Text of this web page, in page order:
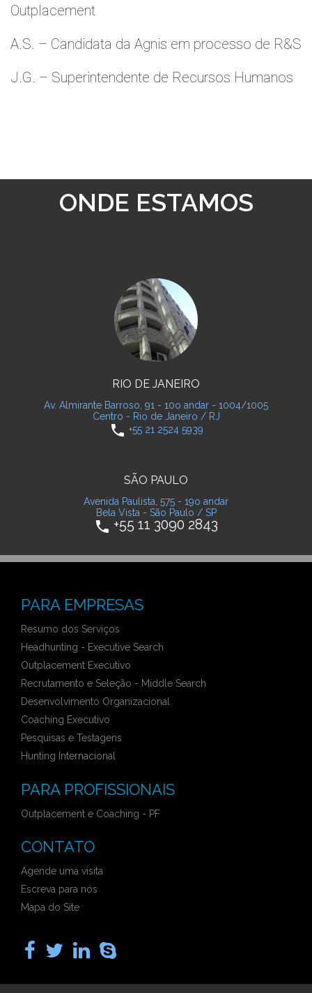
Outplacement
A.S. – Candidata da Agnis em processo de R&S
J.G. – Superintendente de Recursos Humanos
ONDE ESTAMOS
RIO DE JANEIRO
Av. Almirante Barroso, 91 - 10o andar - 1004/1005
Centro - Rio de Janeiro / RJ
phone +55 21 2524 5939
SÃO PAULO
Avenida Paulista, 575 - 19o andar
Bela Vista - São Paulo / SP
phone +55 11 3090 2843
PARA EMPRESAS
Resumo dos Serviços
Headhunting - Executive Search
Outplacement Executivo
Recrutamento e Seleção - Middle Search
Desenvolvimento Organizacional
Coaching Executivo
Pesquisas e Testagens
Hunting Internacional
PARA PROFISSIONAIS
Outplacement e Coaching - PF
CONTATO
Agende uma visita
Escreva para nós
Mapa do Site